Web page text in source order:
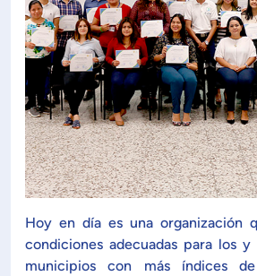
Estructura organizativa
Rector
Académica
Secretaría General
de Ciencia y Tecnología
Hoy en día es una organización
condiciones adecuadas para los
municipios con más índices